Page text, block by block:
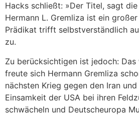
Hacks schließt: »Der Titel, sagt
Hermann L. Gremliza ist ein
Prädikat trifft selbstverständlich
zu.
Zu berücksichtigen ist jedoch:
freute sich Hermann Gremliza
nächsten Krieg gegen den Iran
Einsamkeit der USA bei ihren
schwächeln und Deutscheuropa